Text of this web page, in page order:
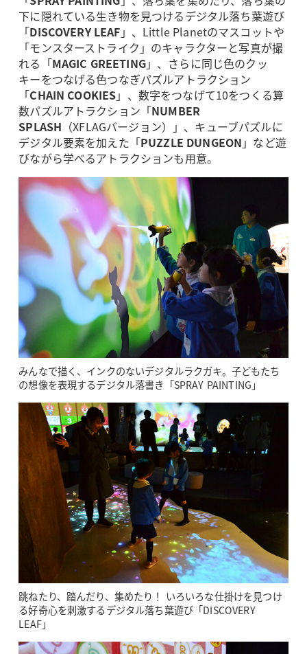
下に隠れている生き物を見つけるデジタル落ち葉遊び
「DISCOVERY LEAF 」、Little Planetのマスコットや
「モンスターストライク」のキャラクターと写真が撮
れる「MAGIC GREETING」、さらに同じ色のクッ
キーをつなげる色つなぎパズルアトラクション
「CHAIN COOKIES」、数字をつなげて10をつくる算
数パズルアトラクション「NUMBER
SPLASH （XFLAGバージョン）」、キューブパズルに
デジタル要素を加えた「PUZZLE DUNGEON 」など遊
びながら学べるアトラクションも用意。
みんなで描く、インクのないデジタルラクガキ。子どもたち
の想像を表現するデジタル落書き「SPRAY PAINTING」
跳ねたり、踏んだり、集めたり！ いろいろな仕掛けを見つけ
る好奇心を刺激するデジタル落ち葉遊び「DISCOVERY
LEAF」